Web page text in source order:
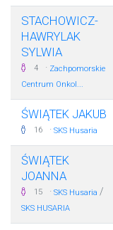
STACHOWICZ-
HAWRYLAK
SYLWIA
4 · Zachpomorskie
Centrum Onkol...
ŚWIĄTEK JAKUB
16 · SKS Husaria
ŚWIĄTEK
JOANNA
15 · SKS Husaria /
SKS HUSARIA